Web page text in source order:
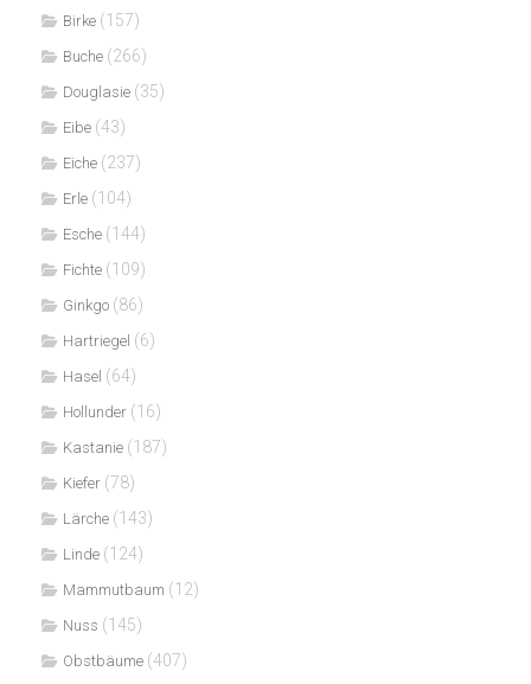
Birke (157)
Buche (266)
Douglasie (35)
Eibe (43)
Eiche (237)
Erle (104)
Esche (144)
Fichte (109)
Ginkgo (86)
Hartriegel (6)
Hasel (64)
Hollunder (16)
Kastanie (187)
Kiefer (78)
Lärche (143)
Linde (124)
Mammutbaum (12)
Nuss (145)
Obstbäume (407)